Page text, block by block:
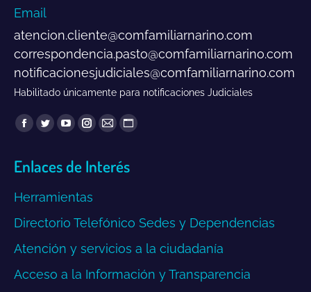
Email
atencion.cliente@comfamiliarnarino.com
correspondencia.pasto@comfamiliarnarino.com
notificacionesjudiciales@comfamiliarnarino.com
Habilitado únicamente para notificaciones Judiciales
Encuéntranos en:
Facebook
opens
new
window
Twitter
opens
new
window
YouTube
opens
new
window
Instagram
opens
new
window
Mail
opens
window
Sitio
page
new
Enlaces de Interés
Herramientas
Directorio Telefónico Sedes y Dependencias
Atención y servicios a la ciudadanía
Acceso a la Información y Transparencia